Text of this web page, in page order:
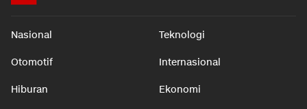
Nasional Teknologi
Otomotif Internasional
Hiburan Ekonomi